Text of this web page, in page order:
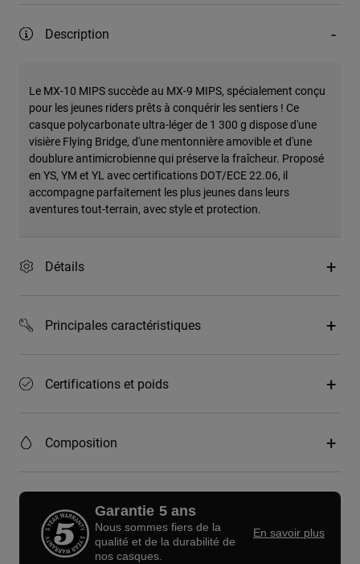
Description
Le MX-10 MIPS succède au MX-9 MIPS, spécialement conçu
pour les jeunes riders prêts à conquérir les sentiers ! Ce
casque polycarbonate ultra-léger de 1 300 g dispose d'une
visière Flying Bridge, d'une mentonnière amovible et d'une
doublure antimicrobienne qui préserve la fraîcheur. Proposé
en YS, YM et YL avec certifications DOT/ECE 22.06, il
accompagne parfaitement les plus jeunes dans leurs
aventures tout-terrain, avec style et protection.
Détails
Principales caractéristiques
Certifications et poids
Composition
Garantie 5 ans
Nous sommes fiers de la
qualité et de la durabilité de
nos casques.
En savoir plus